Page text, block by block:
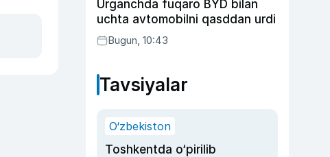
Urganchda fuqaro BYD bilan
uchta avtomobilni qasddan urdi
Bugun, 10:43
Tavsiyalar
O‘zbekiston
Toshkentda o‘pirilib